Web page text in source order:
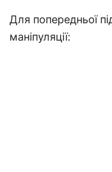
Для попередньої
маніпуляції: